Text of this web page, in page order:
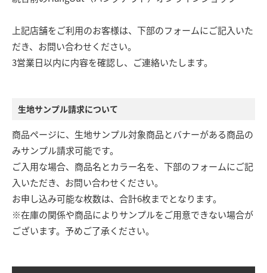
上記店舗をご利用のお客様は、下部のフォームにご記入いた
だき、お問い合わせください。
3営業日以内に内容を確認し、ご連絡いたします。
生地サンプル請求について
商品ページに、生地サンプル対象商品とバナーがある商品の
みサンプル請求可能です。
ご入用な場合、商品名とカラー名を、下部のフォームにご記
入いただき、お問い合わせください。
お申し込み可能な枚数は、合計6枚までとなります。
※在庫の関係や商品によりサンプルをご用意できない場合が
ございます。予めご了承ください。